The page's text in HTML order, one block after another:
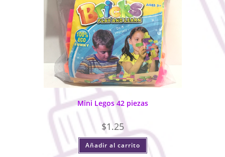
Mini Legos 42 piezas
$1.25
Añadir al carrito